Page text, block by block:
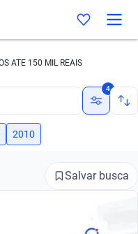
ATE 150 MIL REAIS
4
2010
Salvar busca